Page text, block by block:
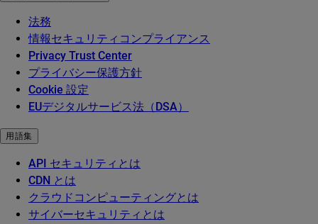
法務
情報セキュリティコンプライアンス
Privacy Trust Center
プライバシー保護方針
Cookie 設定
EUデジタルサービス法（DSA）
用語集
API セキュリティとは
CDN とは
クラウドコンピューティングとは
サイバーセキュリティとは